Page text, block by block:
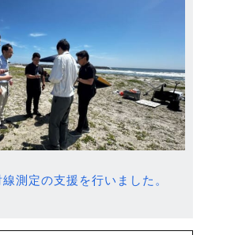
測定の支援を行いました。